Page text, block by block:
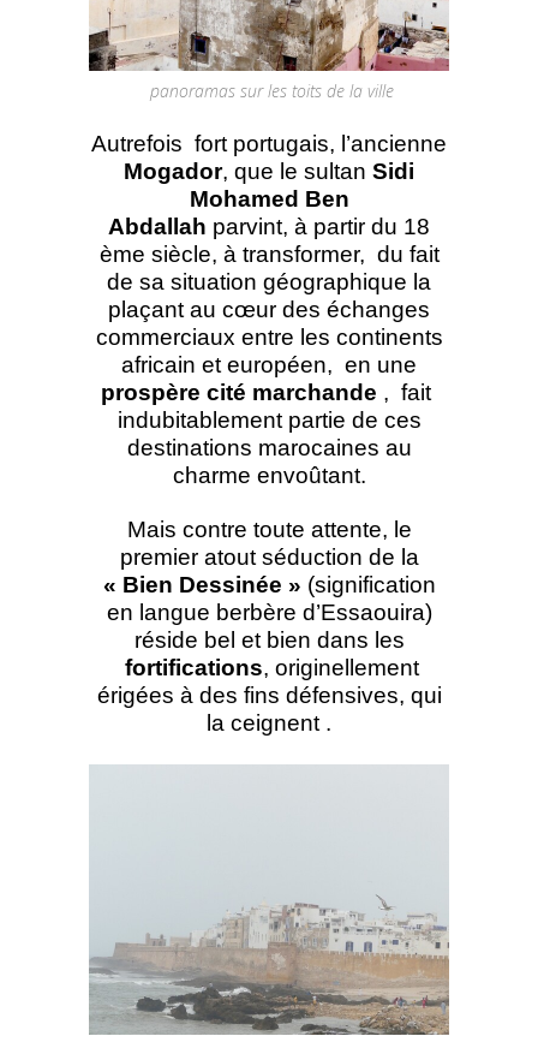
panoramas sur les toits de la ville
Autrefois fort portugais, l’ancienne
Mogador, que le sultan Sidi
Mohamed Ben
Abdallah parvint, à partir du 18
ème siècle, à transformer, du fait
de sa situation géographique la
plaçant au cœur des échanges
commerciaux entre les continents
africain et européen, en une
prospère cité marchande , fait
indubitablement partie de ces
destinations marocaines au
charme envoûtant.
Mais contre toute attente, le
premier atout séduction de la
« Bien Dessinée » (signification
en langue berbère d’Essaouira)
réside bel et bien dans les
fortifications, originellement
érigées à des fins défensives, qui
la ceignent .